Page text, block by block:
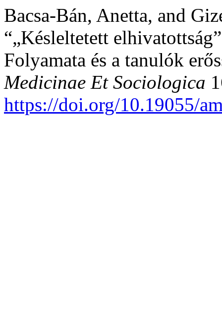
Bacsa-Bán, Anetta, and
“„Késleltetett
Folyamata és a tanulók
Medicinae Et Sociologica
https://doi.org/10.19055/